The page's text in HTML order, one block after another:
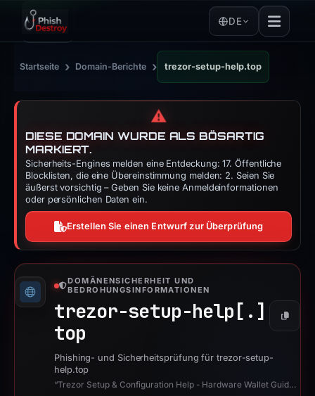
DE
Startseite › Domain-Berichte › trezor-setup-help.top
⚠️
DIESE DOMAIN WURDE ALS BÖSARTIG
MARKIERT.
Sicherheits-Engines melden eine Entdeckung: 17. Öffentliche
Blocklisten, die eine Übereinstimmung melden: 2. Seien Sie
äußerst vorsichtig – Geben Sie keine Anmeldeinformationen
oder persönlichen Daten ein.
Erstellen Sie einen Entwurf zur Überprüfung
DOMÄNENSICHERHEIT UND
BEDROHUNGSINFORMATIONEN
trezor-setup-help[.]
top
Phishing- und Sicherheitsprüfung für trezor-setup-
help.top
“Trezor Setup & Configuration Help - Hardware Wallet Guides”